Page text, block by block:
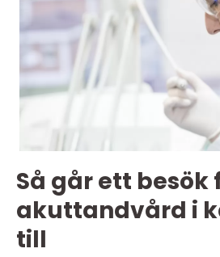
Så går ett besök
akuttandvård i
till